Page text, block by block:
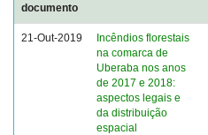
documento
21-Out-2019
Incêndios florestais
na comarca de
Uberaba nos anos
de 2017 e 2018:
aspectos legais e
da distribuição
espacial